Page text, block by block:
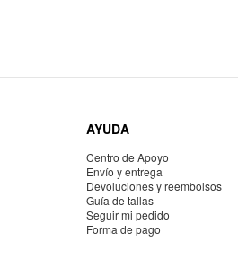
AYUDA
Centro de Apoyo
Envío y entrega
Devoluciones y reembolsos
Guía de tallas
Seguir mi pedido
Forma de pago